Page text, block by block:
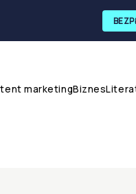
marketingBiznes